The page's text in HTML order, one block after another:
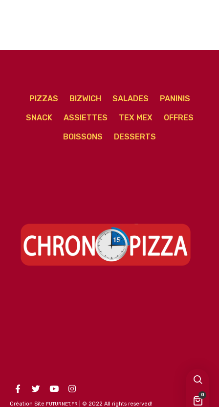
0
PIZZAS BIZWICH SALADES PANINIS
SNACK ASSIETTES TEX MEX OFFRES
BOISSONS DESSERTS
Création Site FUTURNET.FR | © 2022 All rights reserved!